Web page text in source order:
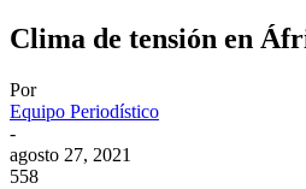
Clima de tensión en
Por
Equipo Periodístico
-
agosto 27, 2021
558